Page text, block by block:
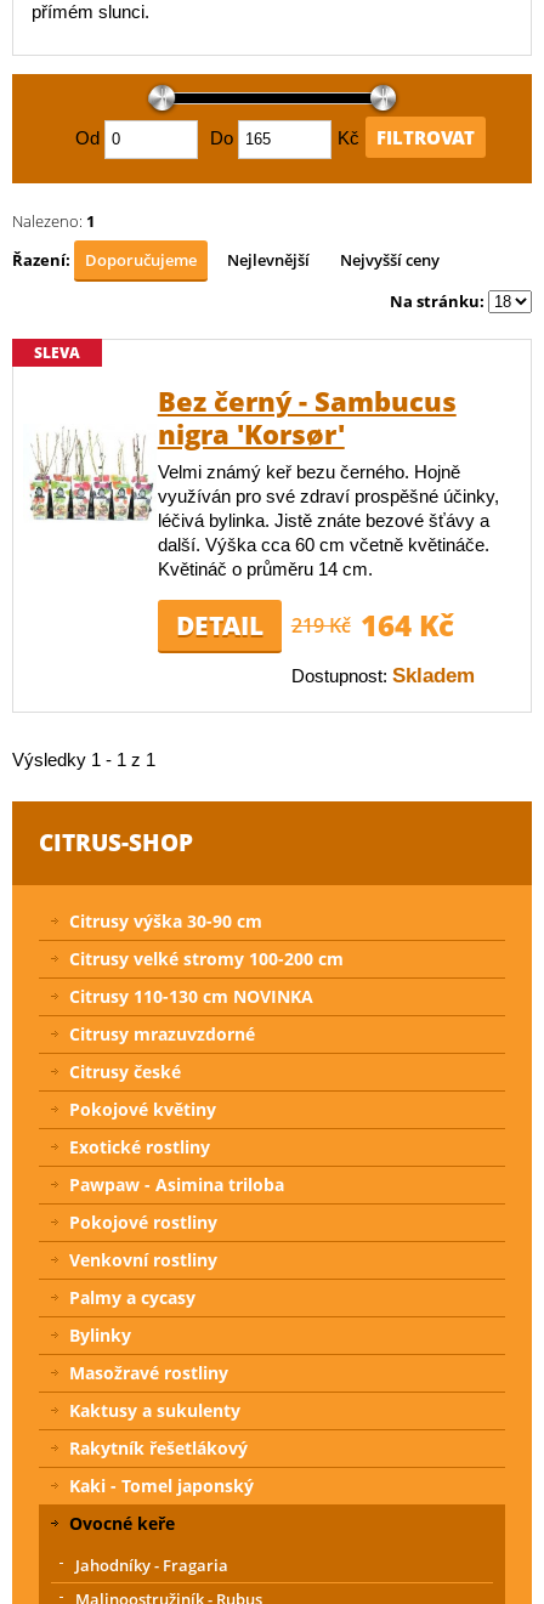
přímém slunci.
Od Do Kč FILTROVAT
Nalezeno: 1
Řazení:
Doporučujeme Nejlevnější
Nejvyšší ceny
Na stránku:
SLEVA
Bez černý - Sambucus
nigra 'Korsør'
Velmi známý keř bezu černého. Hojně
využíván pro své zdraví prospěšné účinky,
léčivá bylinka. Jistě znáte bezové šťávy a
další. Výška cca 60 cm včetně květináče.
Květináč o průměru 14 cm.
DETAIL 219 Kč 164 Kč
Dostupnost: Skladem
Výsledky 1 - 1 z 1
CITRUS-SHOP
Citrusy výška 30-90 cm
Citrusy velké stromy 100-200 cm
Citrusy 110-130 cm NOVINKA
Citrusy mrazuvzdorné
Citrusy české
Pokojové květiny
Exotické rostliny
Pawpaw - Asimina triloba
Pokojové rostliny
Venkovní rostliny
Palmy a cycasy
Bylinky
Masožravé rostliny
Kaktusy a sukulenty
Rakytník řešetlákový
Kaki - Tomel japonský
Ovocné keře
Jahodníky - Fragaria
Malinoostružiník - Rubus